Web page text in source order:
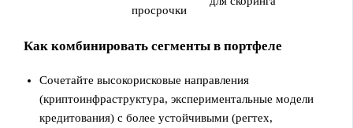
просрочки
Как комбинировать сегменты в портфеле
Сочетайте высокорисковые направления
(криптоинфраструктура, экспериментальные модели
кредитования) с более устойчивыми (регтех,